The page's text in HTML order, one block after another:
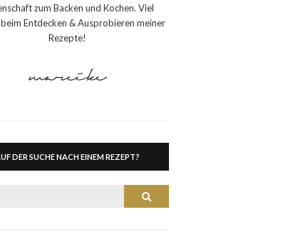
zum Backen und Kochen. Viel
Entdecken & Ausprobieren meiner
Rezepte!
DER SUCHE NACH EINEM REZEPT?
Suche